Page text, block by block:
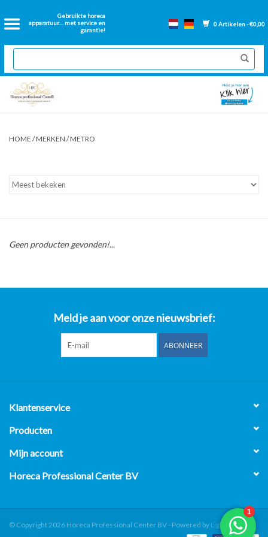
Gebruikte horeca
apparatuur.... met service en
garantie!
0 Artikelen - €0,00
Home
2dehands Horeca
Nieuwe apparatuur
Onderdelen bakwanden
Over ons
HOME /MERKEN /METRO
Geen producten gevonden!...
Meld je aan voor onze nieuwsbrief:
ABONNEER
Klantenservice
Producten
Mijn account
Horeca Professional Center BV
© Copyright 2026 Horeca Professional Center BV - Powered by Lightspeed